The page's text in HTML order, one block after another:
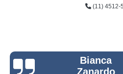
empresa especializada em serviço de
empresa especializada em serviço de
Marajoara
(11) 4512-
Bianca
Zanardo